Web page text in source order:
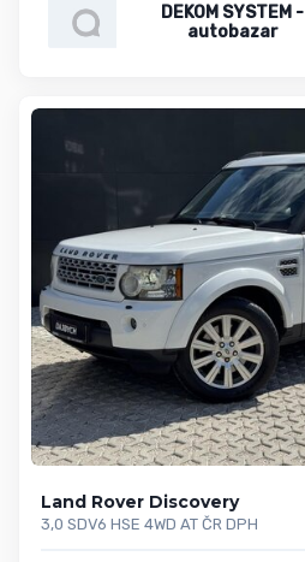
DEKOM SYSTEM -
autobazar
Land Rover Discovery
3,0 SDV6 HSE 4WD AT ČR DPH